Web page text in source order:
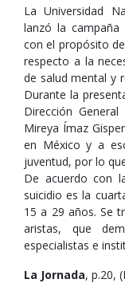
La Universidad
lanzó la campaña
con el propósito
respecto a la
de salud mental y
Durante la
Dirección
Mireya Ímaz
en México y a
juventud, por lo
De acuerdo con
suicidio es la
15 a 29 años. Se
aristas, que
especialistas e
La Jornada, p.20,